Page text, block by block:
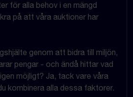
för alla behov i en mängd
på att våra auktioner har
genom att bidra till miljön,
pengar - och ändå hittar vad
möjligt? Ja, tack vare våra
kombinera alla dessa faktorer.